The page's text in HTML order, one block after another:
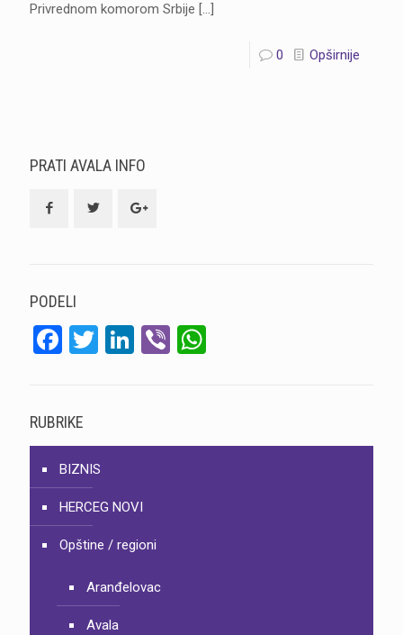
Privrednom komorom Srbije […]
0 Opširnije
PRATI AVALA INFO
PODELI
Facebook
Twitter
LinkedIn
Viber
RUBRIKE
BIZNIS
HERCEG NOVI
Opštine / regioni
Aranđelovac
Avala